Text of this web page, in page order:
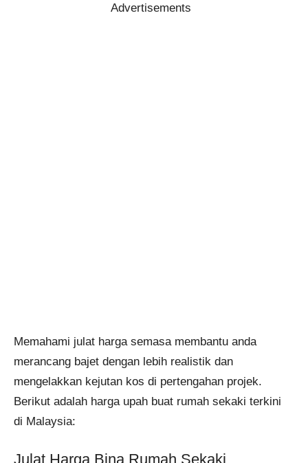
Advertisements
Memahami julat harga semasa membantu anda
merancang bajet dengan lebih realistik dan
mengelakkan kejutan kos di pertengahan projek.
Berikut adalah harga upah buat rumah sekaki terkini
di Malaysia:
Julat Harga Bina Rumah Sekaki